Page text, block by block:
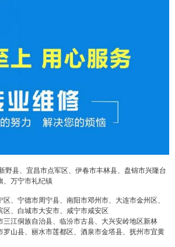
野县、宜昌市点军区、伊春市丰林县、盘锦市兴隆台
、万宁市礼纪镇
、宁德市周宁县、南阳市邓州市、大连市金州区、
区、白城市大安市、咸宁市咸安区
三江侗族自治县、临汾市古县、大兴安岭地区新林
罗山县、丽水市莲都区、酒泉市金塔县、抚州市宜黄